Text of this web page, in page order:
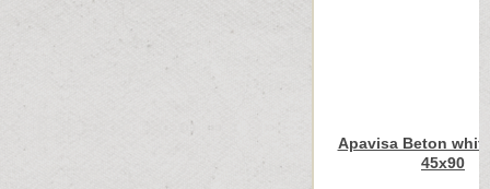
Apavisa Beton
45x90